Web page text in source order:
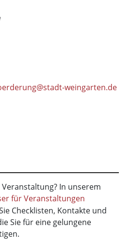
weingarten.de
In unserem
für Veranstaltungen
Checklisten, Kontakte und
Sie für eine gelungene